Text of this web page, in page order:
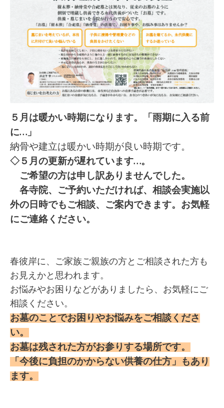
５月は暖かい時期になります。「雨期に入る前
に…」
納骨や建立は暖かい時期が良い時期です。
◇５月の更新が遅れています…。
ご希望の方は申し訳ありませんでした。
各寺院、ご予約いただければ、相談会実施以
外の日時でもご相談、ご案内できます。お気軽
にご連絡ください。
春彼岸に、ご家族ご親族の方とご相談された方も
お見えかと思われます。
お悩みやお困りなどがありましたら、お気軽にご
相談ください。
お墓のことでお困りやお悩みをご相談くださ
い。
お墓は残された方がお参りする場所です。
「今後に負担のかからない供養の仕方」もあり
ます。